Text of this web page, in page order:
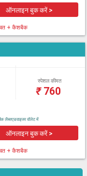
ऑनलाइन बुक करें >
+ कैशबैक
स्पेशल कीमत
₹760
लैब्सएडवाइजर वॉलेट में
ऑनलाइन बुक करें >
+ कैशबैक